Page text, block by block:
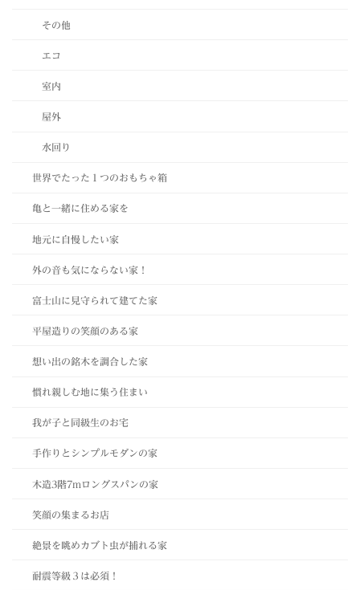
その他
エコ
室内
屋外
水回り
世界でたった１つのおもちゃ箱
亀と一緒に住める家を
地元に自慢したい家
外の音も気にならない家！
富士山に見守られて建てた家
平屋造りの笑顔のある家
想い出の銘木を調合した家
慣れ親しむ地に集う住まい
我が子と同級生のお宅
手作りとシンプルモダンの家
木造3階7mロングスパンの家
笑顔の集まるお店
絶景を眺めカブト虫が捕れる家
耐震等級３は必須！